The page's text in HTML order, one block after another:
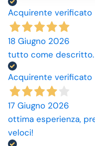
Acquirente verificato
18 Giugno 2026
tutto come descritto.
Acquirente verificato
17 Giugno 2026
ottima esperienza,
veloci!